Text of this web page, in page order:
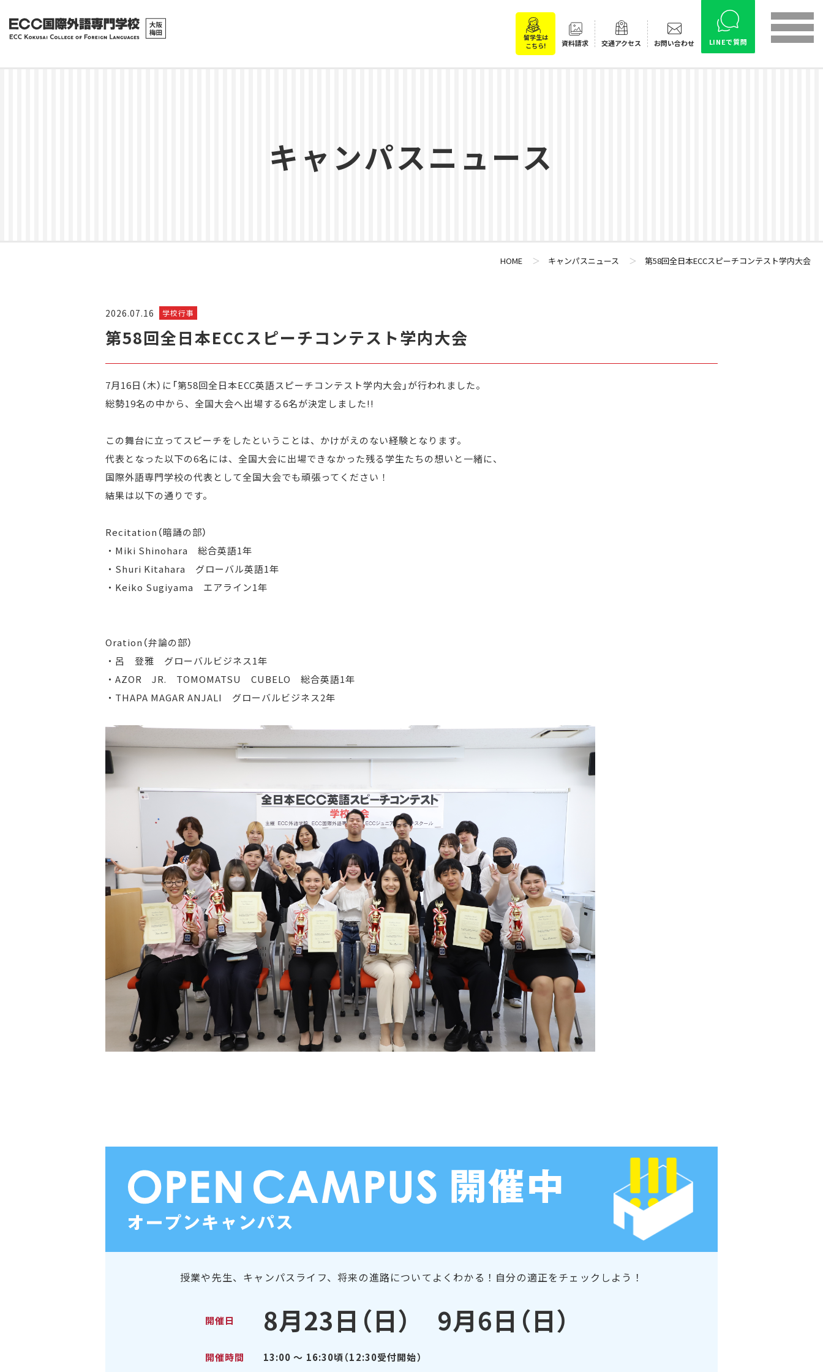
留学生は
こちら!
資料請求 交通アクセス お問い合わせ LINEで質問
キャンパスニュース
HOME ＞ キャンパスニュース ＞ 第58回全日本ECCスピーチコンテスト学内大会
2026.07.16 学校行事
第58回全日本ECCスピーチコンテスト学内大会
7月16日（木）に「第58回全日本ECC英語スピーチコンテスト学内大会」が行われました。
総勢19名の中から、全国大会へ出場する6名が決定しました!!
この舞台に立ってスピーチをしたということは、かけがえのない経験となります。
代表となった以下の6名には、全国大会に出場できなかった残る学生たちの想いと一緒に、
国際外語専門学校の代表として全国大会でも頑張ってください！
結果は以下の通りです。
Recitation（暗誦の部）
・Miki Shinohara 総合英語1年
・Shuri Kitahara グローバル英語1年
・Keiko Sugiyama エアライン1年
Oration（弁論の部）
・呂 登雅 グローバルビジネス1年
・AZOR JR. TOMOMATSU CUBELO 総合英語1年
・THAPA MAGAR ANJALI グローバルビジネス2年
授業や先生、キャンパスライフ、将来の進路についてよくわかる！自分の適正をチェックしよう！
開催日 8月23日（日） 9月6日（日）
開催時間 13:00 ～ 16:30頃（12:30受付開始）